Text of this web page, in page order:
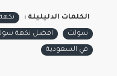
الكلمات الدليليلة :
سولت افضل نكهة
في السعودية